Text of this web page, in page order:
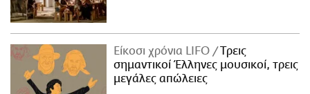
Είκοσι χρόνια LIFO
Tρεις
σημαντικοί Έλληνες μουσικοί, τρεις
μεγάλες απώλειες